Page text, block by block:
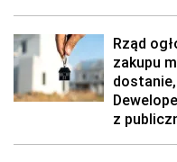
Rząd
zakupu
z